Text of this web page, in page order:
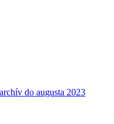
do augusta 2023